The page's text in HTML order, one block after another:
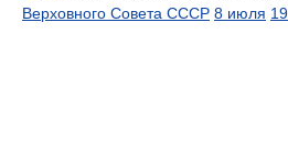
Верховного Совета СССР 8 июля